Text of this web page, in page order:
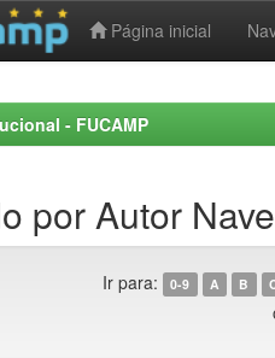
Página inicial
- FUCAMP
por Autor
Ir para: 0-9 A B